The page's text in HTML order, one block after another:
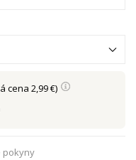
cena 2,99 €)
pokyny